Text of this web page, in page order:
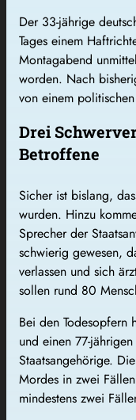
Der 33-jährige
Tages einem
Montagabend
worden. Nach
von einem
Drei
Betroffene
Sicher ist bislang,
wurden. Hinzu
Sprecher der
schwierig gewesen,
verlassen und sich
sollen rund 80
Bei den Todesopfern
und einen 77-
Staatsangehörige.
Mordes in zwei
mindestens zwei